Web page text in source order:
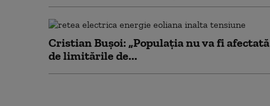
Cristian Bușoi: „Populația nu va fi afectată
de limitările de...